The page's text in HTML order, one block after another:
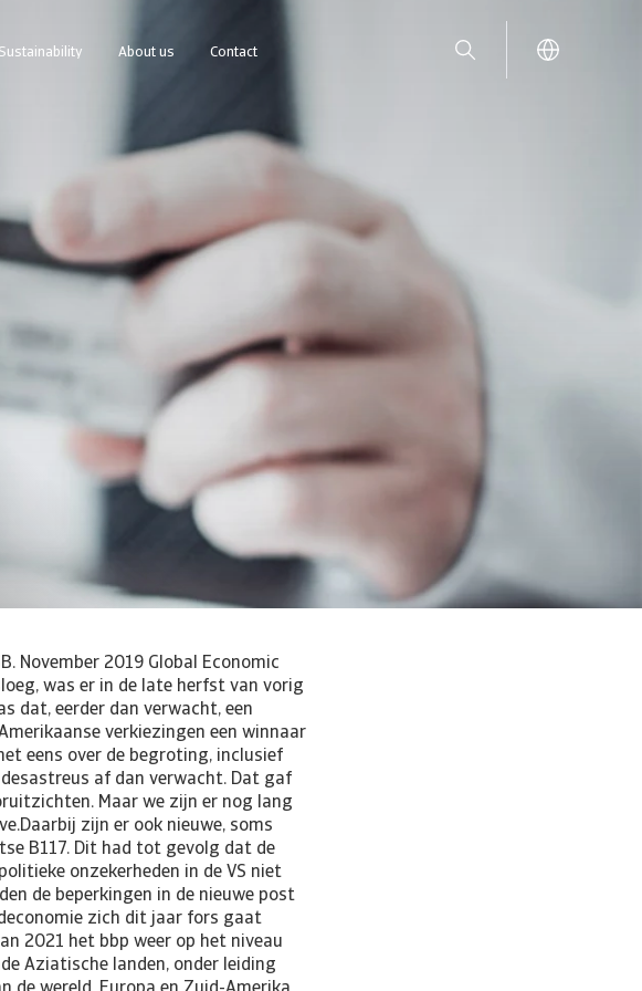
Sustainability About us Contact
November 2019 Global Economic
was er in de late herfst van vorig
dat, eerder dan verwacht, een
verkiezingen een winnaar
eens over de begroting, inclusief
af dan verwacht. Dat gaf
Maar we zijn er nog lang
zijn er ook nieuwe, soms
B117. Dit had tot gevolg dat de
onzekerheden in de VS niet
de beperkingen in de nieuwe post
zich dit jaar fors gaat
2021 het bbp weer op het niveau
Aziatische landen, onder leiding